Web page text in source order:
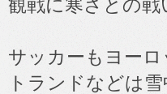
観戦に寒さとの戦
サッカーもヨー
トランドなどは